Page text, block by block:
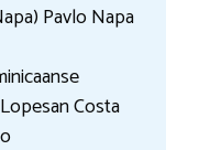
Pavlo Napa
Costa